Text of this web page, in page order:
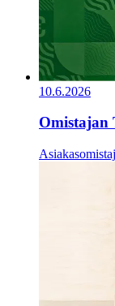
10.6.2026
Omistajan